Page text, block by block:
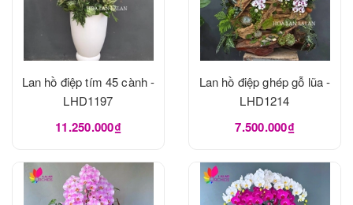
Lan hồ điệp tím 45 cành -
LHD1197
11.250.000₫
Lan hồ điệp ghép gỗ lũa -
LHD1214
7.500.000₫